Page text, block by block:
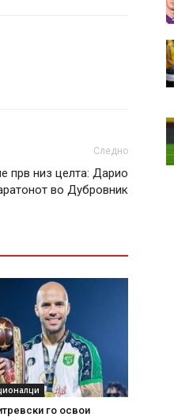
Следно
прв низ целта: Дарио
во Дубровник
го освои